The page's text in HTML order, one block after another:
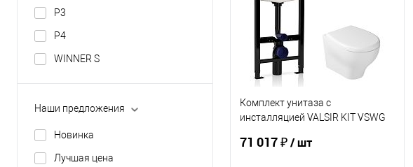
P3
P4
WINNER S
Наши предложения
Новинка
Лучшая цена
В избранное
Комплект унитаза с
инсталляцией VALSIR KIT VSWG
71 017 ₽/ шт